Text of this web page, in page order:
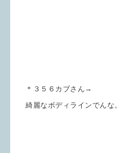
＊３５６カブさん→
綺麗なボディラインでんな。